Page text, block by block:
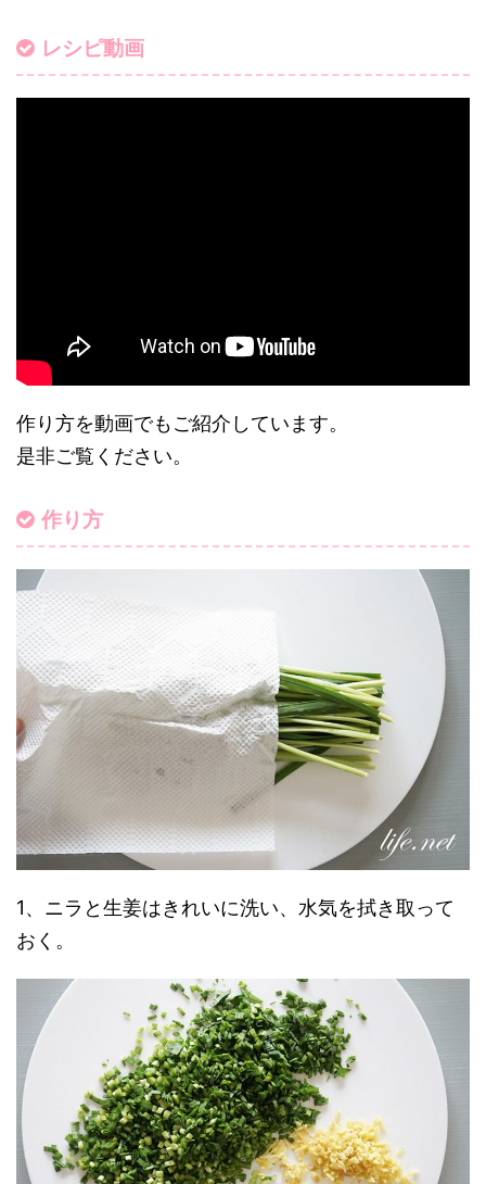
レシピ動画
作り方を動画でもご紹介しています。
是非ご覧ください。
作り方
1、ニラと生姜はきれいに洗い、水気を拭き取って
おく。